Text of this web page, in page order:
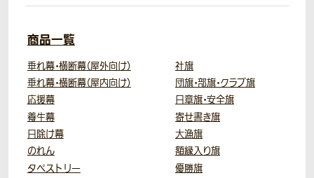
商品一覧
垂れ幕・横断幕（屋外向け）
垂れ幕・横断幕（屋内向け）
応援幕
養生幕
日除け幕
のれん
タペストリー
社旗
団旗・部旗・クラブ旗
日章旗・安全旗
寄せ書き旗
大漁旗
額縁入り旗
優勝旗